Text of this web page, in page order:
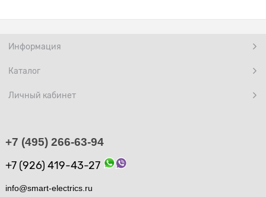
Информация
Каталог
Личный кабинет
+7 (495) 266-63-94
+7 (926) 419-43-27
info@smart-electrics.ru